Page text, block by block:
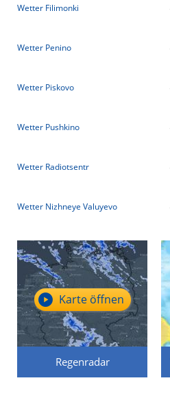
Wetter Filimonki
Wetter Penino
Wetter Piskovo
Wetter Pushkino
Wetter Radiotsentr
Wetter Nizhneye Valuyevo
Regenradar
Karte öffnen